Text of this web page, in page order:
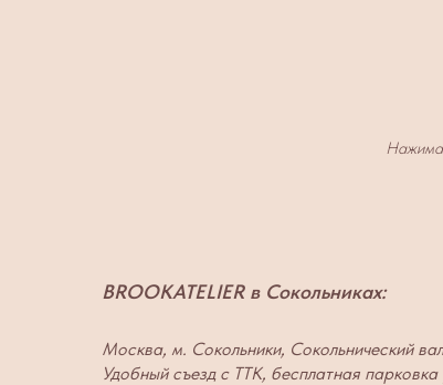
BROOKATELIER в Сокольниках:
Москва, м. Сокольники, Сокольнический
Удобный съезд с ТТК, бесплатная